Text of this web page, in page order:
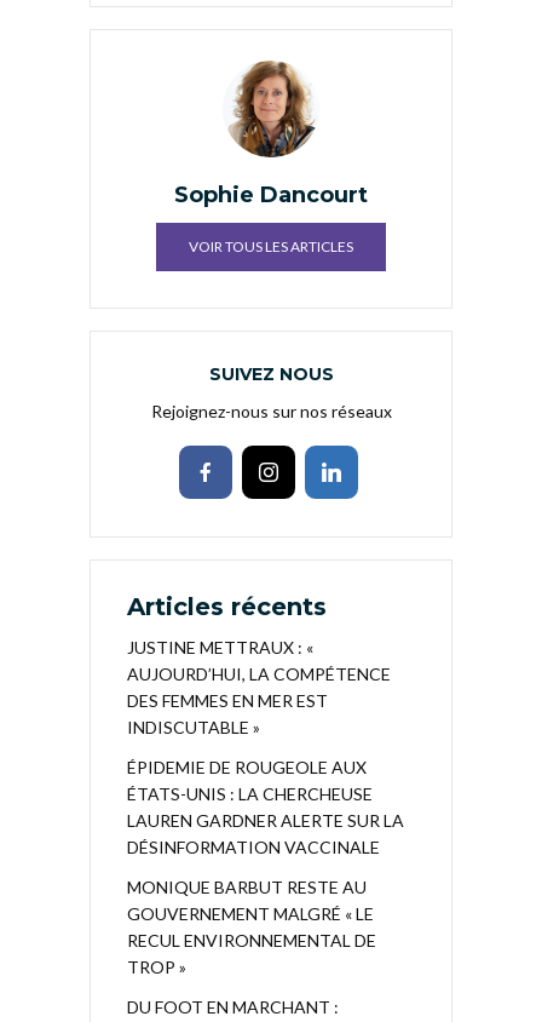
Sophie Dancourt
VOIR TOUS LES ARTICLES
SUIVEZ NOUS
Rejoignez-nous sur nos réseaux
Articles récents
JUSTINE METTRAUX : «
AUJOURD’HUI, LA COMPÉTENCE
DES FEMMES EN MER EST
INDISCUTABLE »
ÉPIDEMIE DE ROUGEOLE AUX
ÉTATS-UNIS : LA CHERCHEUSE
LAUREN GARDNER ALERTE SUR LA
DÉSINFORMATION VACCINALE
MONIQUE BARBUT RESTE AU
GOUVERNEMENT MALGRÉ « LE
RECUL ENVIRONNEMENTAL DE
TROP »
DU FOOT EN MARCHANT :